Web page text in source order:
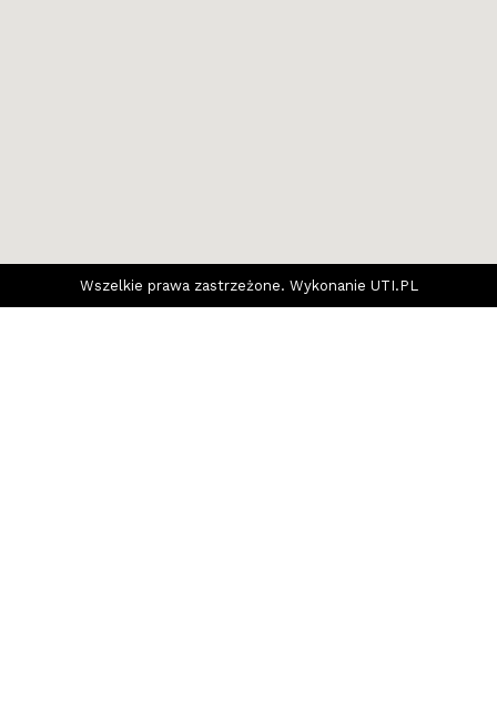
Wszelkie prawa zastrzeżone. Wykonanie UTI.PL